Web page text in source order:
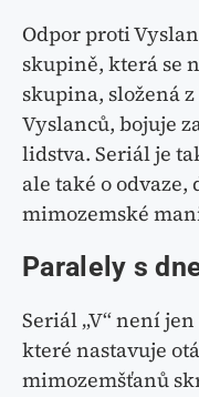
Odpor proti
skupině, která se
skupina, složená
Vyslanců, bojuje
lidstva. Seriál je
ale také o
mimozemské
Paralely s
Seriál „V“ není
které nastavuje
mimozemšťanů